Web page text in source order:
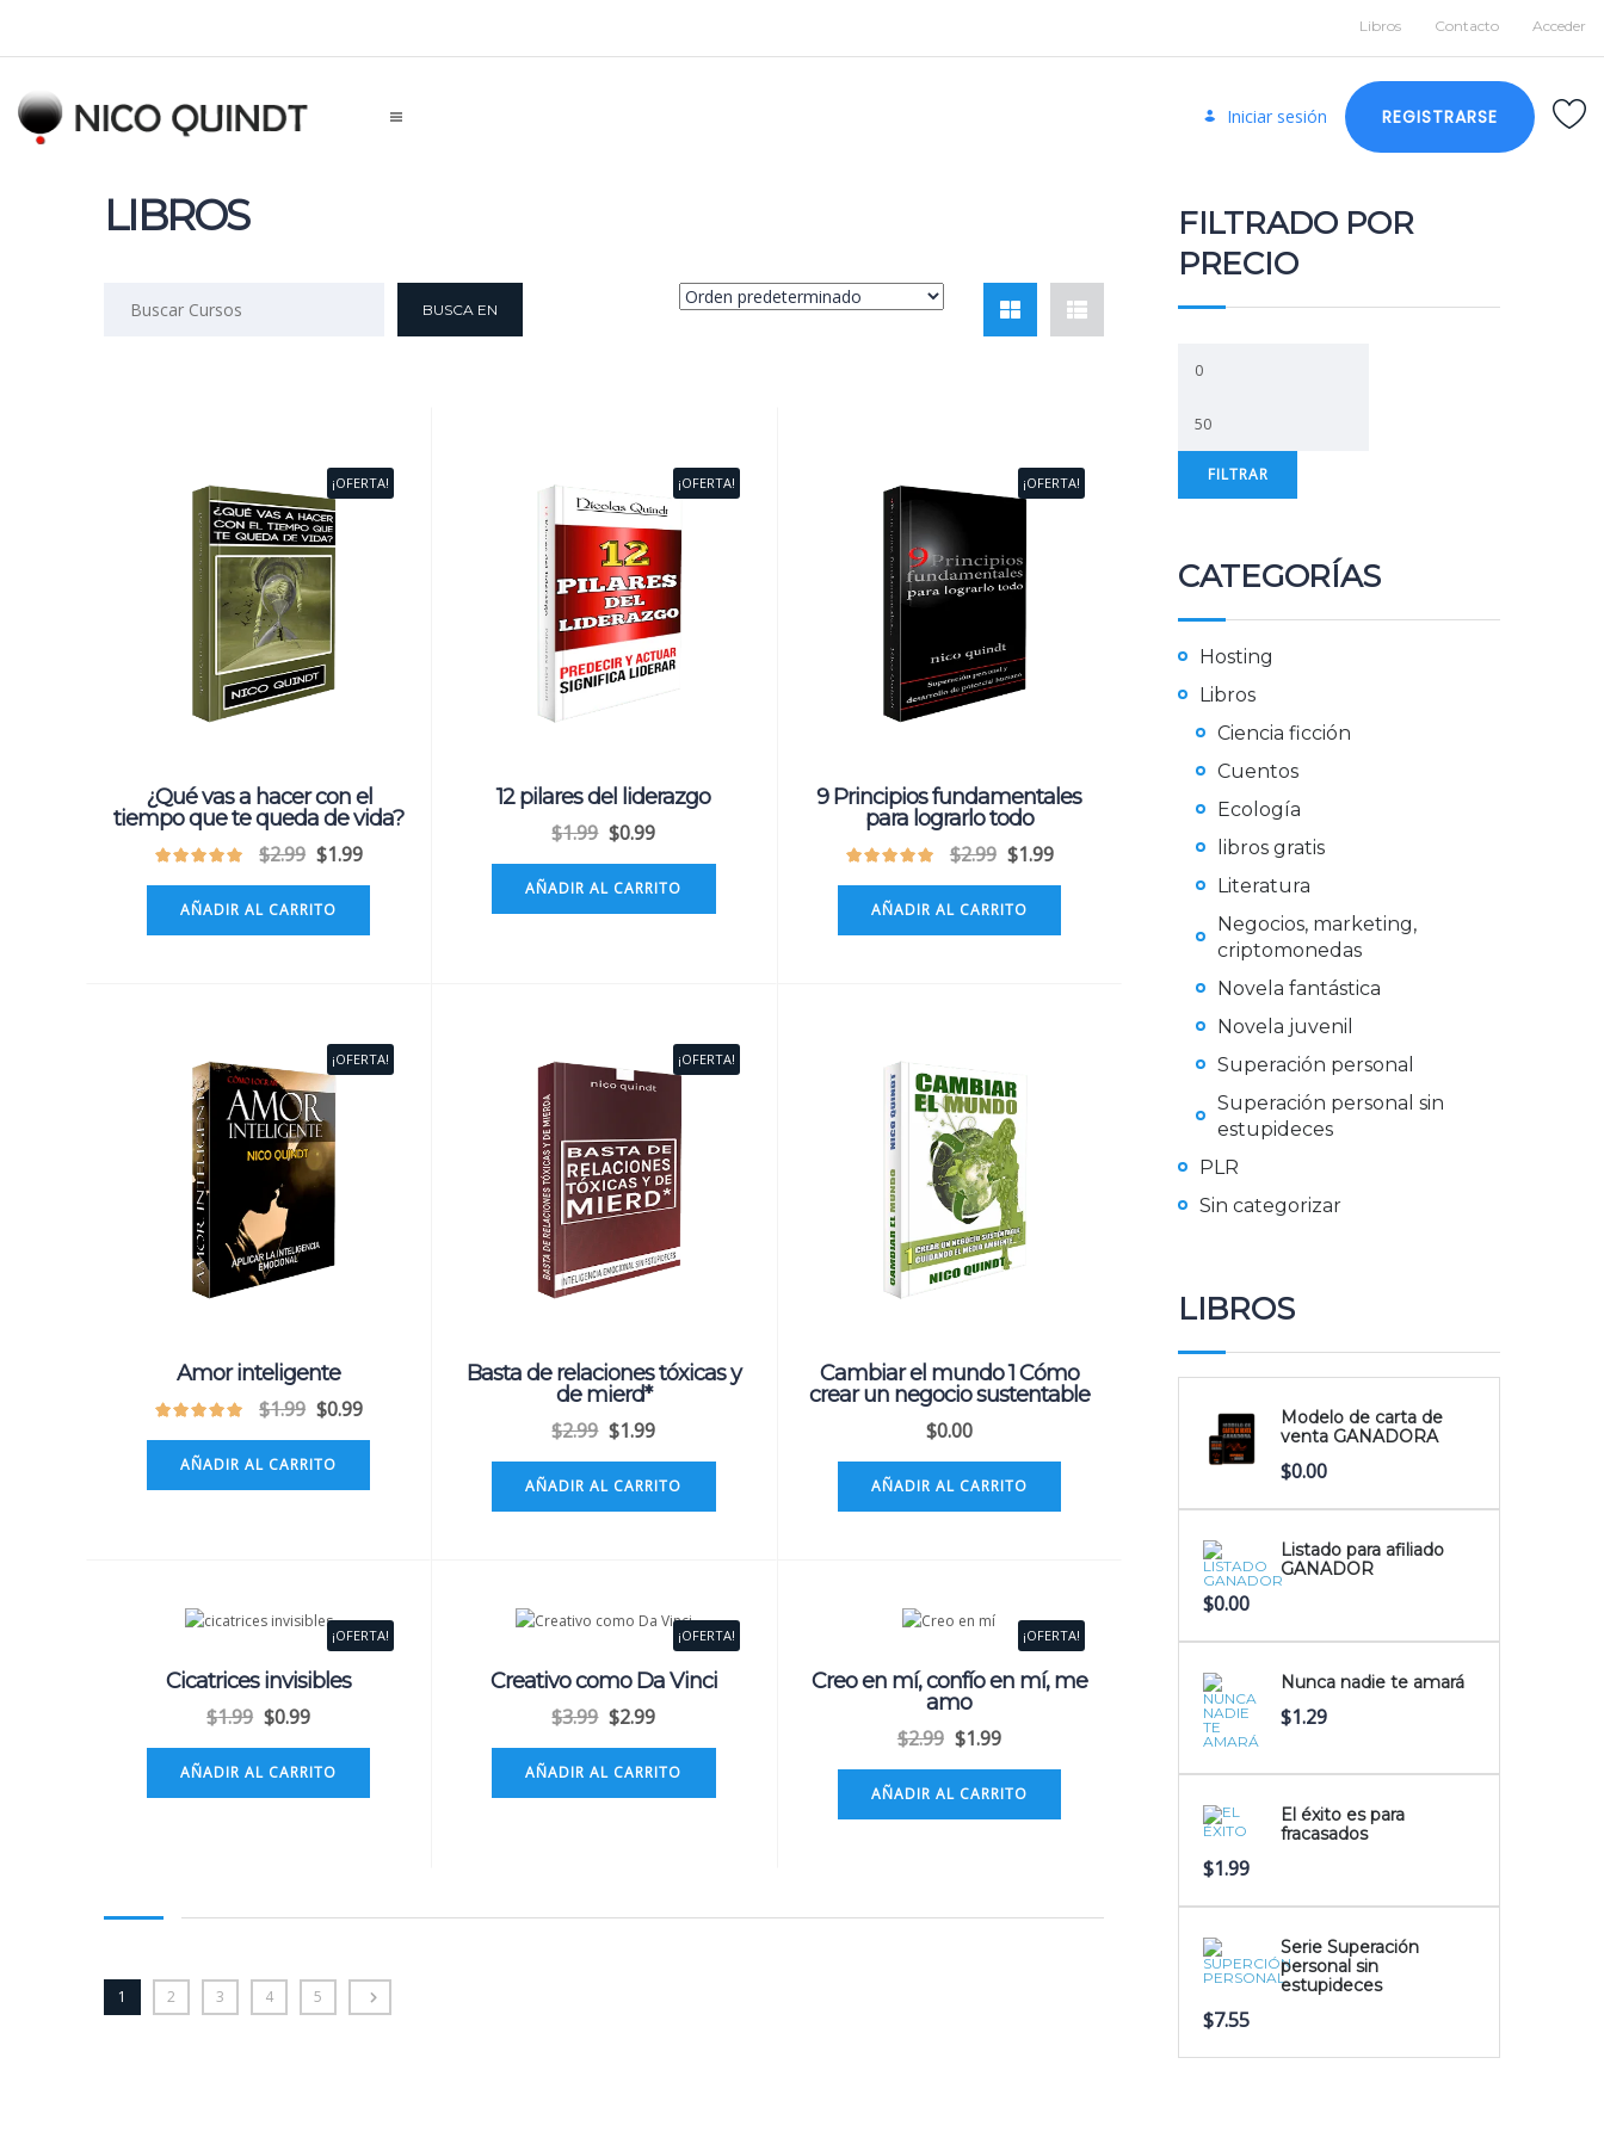
Libros Contacto Acceder
Iniciar sesión REGISTRARSE
LIBROS
¡OFERTA!
¿Qué vas a hacer con el
tiempo que te queda de vida?
$2.99 $1.99
AÑADIR AL CARRITO
¡OFERTA!
12 pilares del liderazgo
$1.99 $0.99
AÑADIR AL CARRITO
¡OFERTA!
9 Principios fundamentales
para lograrlo todo
$2.99 $1.99
AÑADIR AL CARRITO
¡OFERTA!
Amor inteligente
$1.99 $0.99
AÑADIR AL CARRITO
¡OFERTA!
Basta de relaciones tóxicas y
de mierd*
$2.99 $1.99
AÑADIR AL CARRITO
Cambiar el mundo 1 Cómo
crear un negocio sustentable
$0.00
AÑADIR AL CARRITO
¡OFERTA!
Cicatrices invisibles
$1.99 $0.99
AÑADIR AL CARRITO
¡OFERTA!
Creativo como Da Vinci
$3.99 $2.99
AÑADIR AL CARRITO
¡OFERTA!
Creo en mí, confío en mí, me
amo
$2.99 $1.99
AÑADIR AL CARRITO
1 2 3 4 5
FILTRADO POR
PRECIO
FILTRAR
CATEGORÍAS
Hosting
Libros
Ciencia ficción
Cuentos
Ecología
libros gratis
Literatura
Negocios, marketing,
criptomonedas
Novela fantástica
Novela juvenil
Superación personal
Superación personal sin
estupideces
PLR
Sin categorizar
LIBROS
Modelo de carta de
venta GANADORA
$0.00
Listado para afiliado
GANADOR
$0.00
Nunca nadie te amará
$1.29
El éxito es para
fracasados
$1.99
Serie Superación
personal sin
estupideces
$7.55